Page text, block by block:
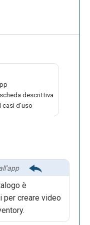
descrittiva
d’uso
è
per creare video